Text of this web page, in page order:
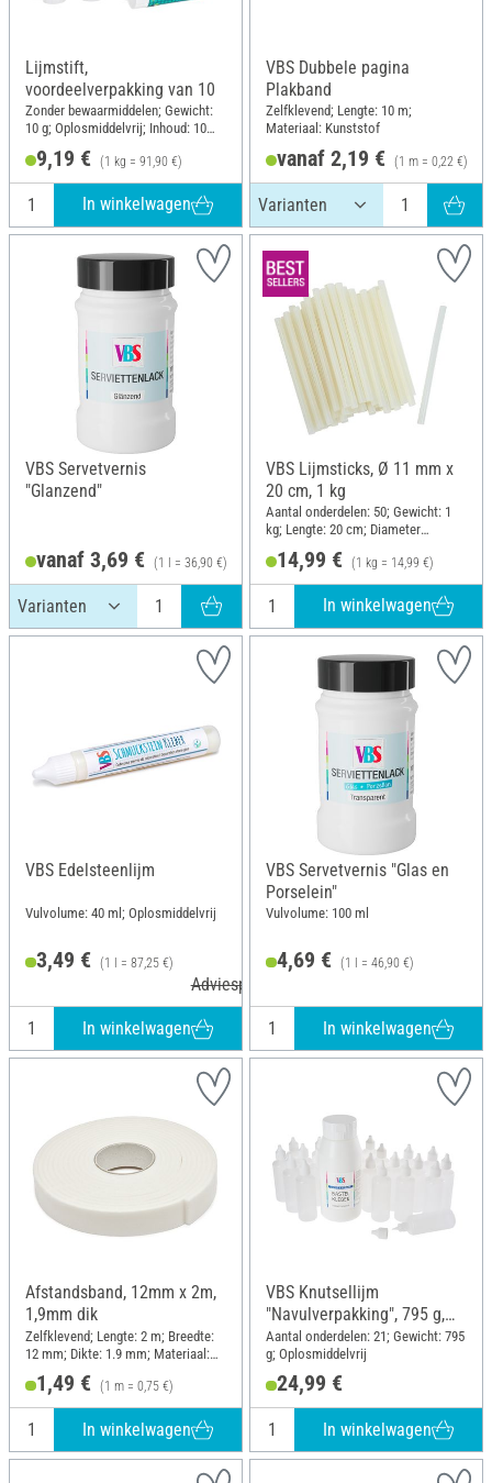
Lijmstift,
voordeelverpakking van 10
Zonder bewaarmiddelen; Gewicht:
10 g; Oplosmiddelvrij; Inhoud: 10
9,19 € (1 kg = 91,90 €)
In winkelwagen
VBS Dubbele pagina
Plakband
Zelfklevend; Lengte: 10 m;
Materiaal: Kunststof
vanaf 2,19 € (1 m = 0,22 €)
VBS Servetvernis
"Glanzend"
vanaf 3,69 € (1 l = 36,90 €)
VBS Lijmsticks, Ø 11 mm x
20 cm, 1 kg
Aantal onderdelen: 50; Gewicht: 1
kg; Lengte: 20 cm; Diameter
14,99 € (1 kg = 14,99 €)
In winkelwagen
VBS Edelsteenlijm
Vulvolume: 40 ml; Oplosmiddelvrij
3,49 € (1 l = 87,25 €)
Adviesprijs 7,31 €
In winkelwagen
VBS Servetvernis "Glas en
Porselein"
Vulvolume: 100 ml
4,69 € (1 l = 46,90 €)
In winkelwagen
Afstandsband, 12mm x 2m,
1,9mm dik
Zelfklevend; Lengte: 2 m; Breedte:
12 mm; Dikte: 1.9 mm; Materiaal:
Kunststof
1,49 € (1 m = 0,75 €)
In winkelwagen
VBS Knutsellijm
"Navulverpakking", 795 g,
incl. 20 lege flessen
Aantal onderdelen: 21; Gewicht: 795
g; Oplosmiddelvrij
24,99 €
In winkelwagen